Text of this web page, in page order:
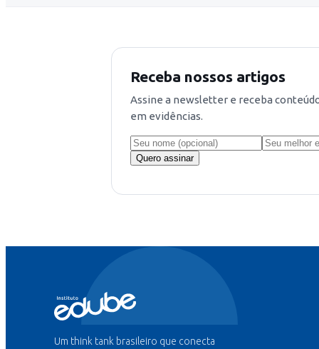
Receba nossos artigos
Assine a newsletter e receba
em evidências.
Quero assinar
Um think tank brasileiro que conecta